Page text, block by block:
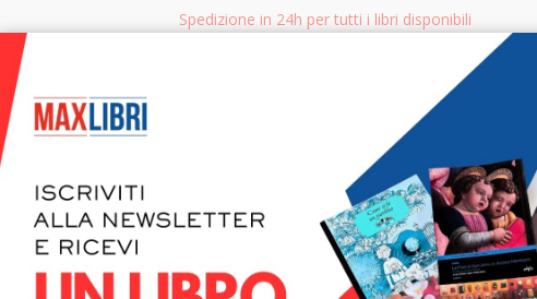
Spedizione in 24h per tutti i libri disponibili
info@maxlibri.it
CERCA
SAGGISTICA LIBRI PER BAMBINI E RAGAZZI MANUALI - GUIDE - CORSI